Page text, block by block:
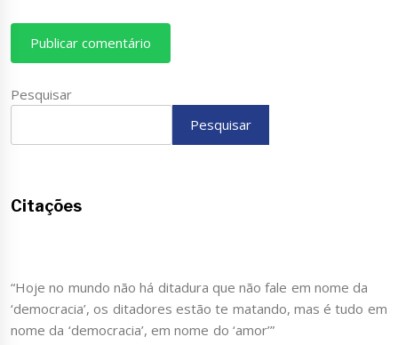
Pesquisar
Pesquisar
Citações
“Hoje no mundo não há ditadura que não fale em nome da
‘democracia’, os ditadores estão te matando, mas é tudo em
nome da ‘democracia’, em nome do ‘amor’”